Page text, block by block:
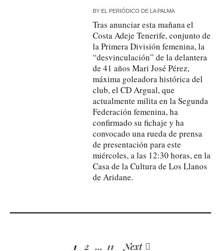
BY EL PERIÓDICO DE LA PALMA
Tras anunciar esta mañana el
Costa Adeje Tenerife, conjunto de
la Primera División femenina, la
“desvinculación” de la delantera
de 41 años Mari José Pérez,
máxima goleadora histórica del
club, el CD Argual, que
actualmente milita en la Segunda
Federación femenina, ha
confirmado su fichaje y ha
convocado una rueda de prensa
de presentación para este
miércoles, a las 12:30 horas, en la
Casa de la Cultura de Los Llanos
de Aridane.
1 2 … 11 Next